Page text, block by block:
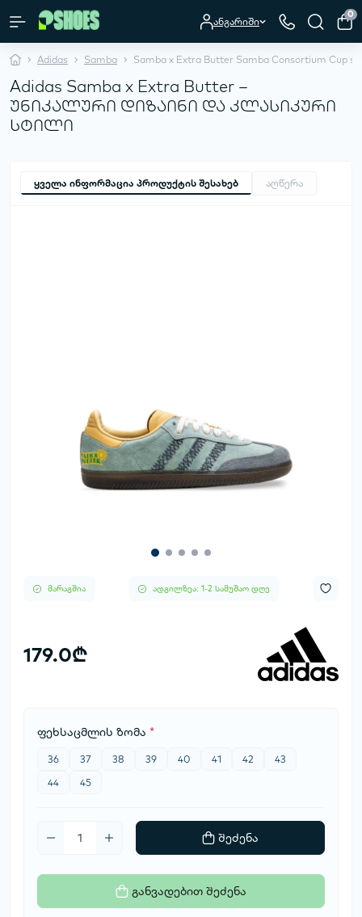
ანგარიში
0
Adidas Samba Samba x Extra Butter Samba Consortium Cup
Adidas Samba x Extra Butter –
უნიკალური დიზაინი და კლასიკური
სტილი
ყველა ინფორმაცია პროდუქტის შესახებ აღწერა
მარაგშია ადგილზეა: 1-2 სამუშაო დღე
179.0₾
ფეხსაცმლის ზომა *
36 37 38 39 40 41 42
43
44
45
შეძენა
განვადებით შეძენა